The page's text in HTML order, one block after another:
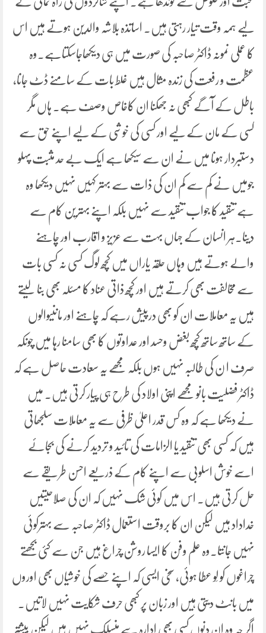
لیے ہمہ وقت تیار رہتی ہیں۔ اساتذہ بلاشہ والدین ہوتے ہیں اس
کا عملی نمونہ ڈاکٹر صاحبہ کی صورت میں ہی دیکھاجاسکتاہے۔وہ
عظمت و رفعت کی زندہ مثال ہیں غلط بات کے سامنے ڈٹ جانا،
باطل کے آگے کبھی نہ جھکنا ان کاخاص وصف ہے۔ ہاں مگر
کسی کے مان کے لیے اور کسی کی خوشی کے لیے اپنے حق سے
دستبردار ہونا میں نے ان سے سیکھا ہے ایک بے حد مثبت پہلو
جومیں نے کم سے کم ان کی ذات سے بہتر کہیں نہیں دیکھا وہ
ہے تنقید کا جواب تنقید سے نہیں بلکہ اپنے بہترین کام سے
دینا۔ہر انسان کے جہاں بہت سے عزیز و اقارب اور چاہنے
والے ہوتے ہیں وہاں حلقہ یاراں میں کچھ لوگ کسی نہ کسی بات
سے مخالفت بھی کرتے ہیں اور کچھ ذاتی عناد کا مسئلہ بھی بنا لیتے
ہیں یہ معاملات ان کو بھی درپیش رہے کہ چاہنے اور ماننیوالوں
کے ساتھ ساتھ کچھ بغض وحسد اور عداوتوں کا بھی سامنا رہا میں چونکہ
صرف ا ن کی طالبہ نہیں ہوں بلکہ مجھے یہ سعادت حاصل ہے کہ
ڈاکٹر فضلیت بانو مجھے اپنی اولاد کی طرح ہی پیار کرتی ہیں۔ میں
نے دیکھا ہے کہ وہ کس قدر اعلیٰ ظرفی سے یہ معاملات سلجھاتی
ہیں کہ کسی بھی تنقید یا الزامات کی تائید و تردید کرنے کی بجائے
اسے خوش اسلوبی سے اپنے کام کے ذریعے احسن طریقے سے
حل کرتی ہیں۔ اس میں کوئی شک نہیں کہ ان کی صلاحیتیں
خداداد ہیں لیکن ان کا بروقت استعمال ڈاکٹر صاحبہ سے بہترکوئی
نہیں جانتا۔وہ علم وفن کا ایسا روشن چراغ ہیں جن سے کئی بجھتے
چراغوں کو لَو عطا ہوئی، سخی ایسی کہ اپنے حصے کی خوشیاں بھی اوروں
میں بانٹ دیتی ہیں اور زبان پر کبھی حرف شکایت نہیں لاتیں۔
اگر چہ وہ ان دنوں کسی بھی ادارہ سے منسلک نہیں ہیں لیکن بیشتر